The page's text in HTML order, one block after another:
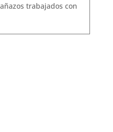
trabajados con